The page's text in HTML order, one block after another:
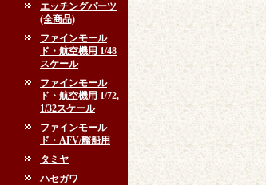
エッチングパーツ
(全商品)
ファインモール
ド・航空機用 1/48
スケール
ファインモール
ド・航空機用 1/72,
1/32スケール
ファインモール
ド・AFV/艦船用
タミヤ
ハセガワ